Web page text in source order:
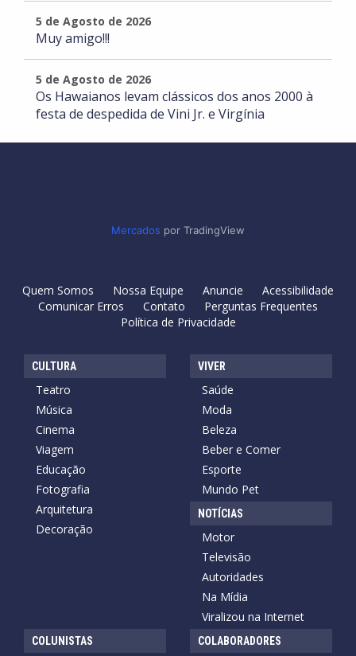
5 de Agosto de 2026
Muy amigo!!!
5 de Agosto de 2026
Os Hawaianos levam clássicos dos anos 2000 à
festa de despedida de Vini Jr. e Virgínia
Mercados por TradingView
Quem Somos Nossa Equipe Anuncie
Acessibilidade
Comunicar Erros
Contato
Perguntas Frequentes
Política de Privacidade
CULTURA
Teatro
Música
Cinema
Viagem
Educação
Fotografia
Arquitetura
Decoração
VIVER
Saúde
Moda
Beleza
Beber e Comer
Esporte
Mundo Pet
NOTÍCIAS
Motor
Televisão
Autoridades
Na Mídia
Viralizou na Internet
COLUNISTAS COLABORADORES